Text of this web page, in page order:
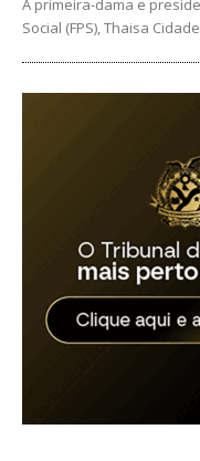
A primeira-dama e
Social (FPS), Thaisa